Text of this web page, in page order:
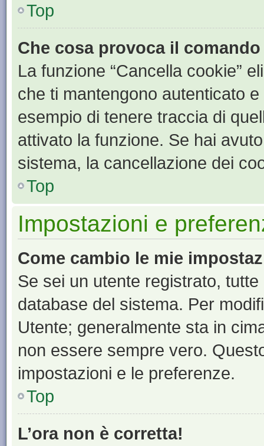
Top
Che cosa provoca il
La funzione “Cancella cookie”
che ti mantengono autenticato
esempio di tenere traccia di
attivato la funzione. Se hai
sistema, la cancellazione dei
Top
Impostazioni e
Come cambio le mie
Se sei un utente registrato,
database del sistema. Per
Utente; generalmente sta in
non essere sempre vero.
impostazioni e le preferenze.
Top
L’ora non è corretta!